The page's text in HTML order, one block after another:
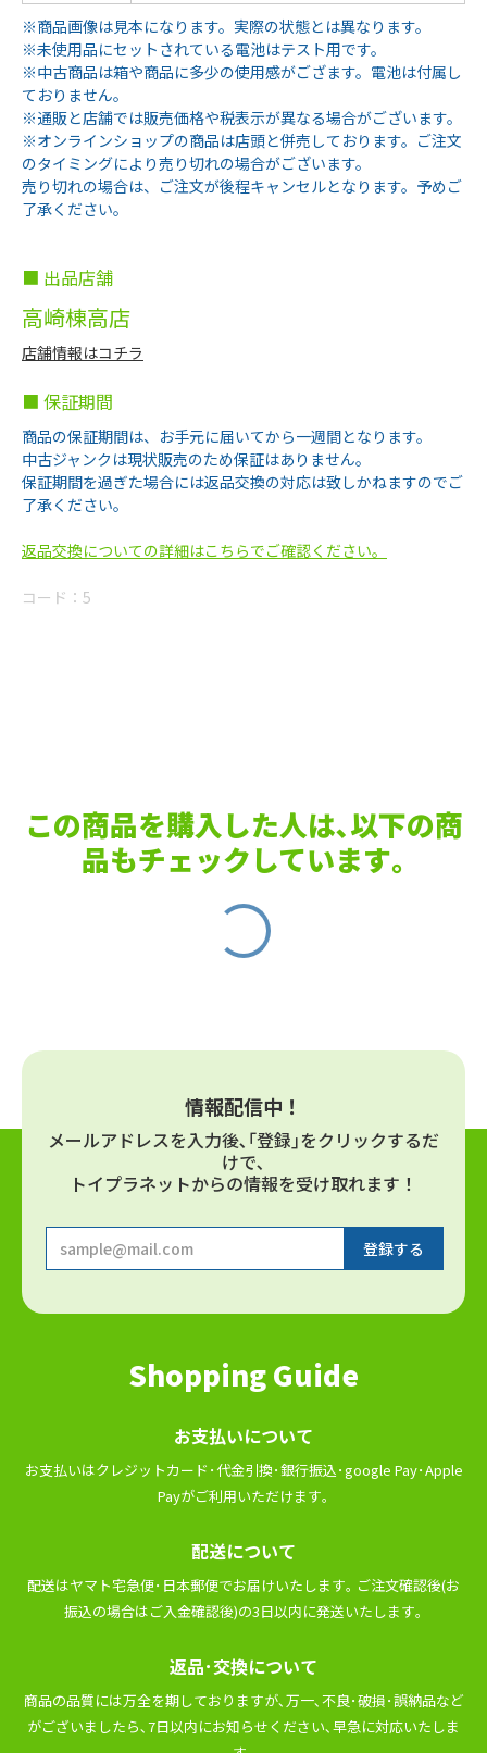
※商品画像は見本になります。実際の状態とは異なります。
※未使用品にセットされている電池はテスト用です。
※中古商品は箱や商品に多少の使用感がござます。電池は付属し
ておりません。
※通販と店舗では販売価格や税表示が異なる場合がございます。
※オンラインショップの商品は店頭と併売しております。ご注文
のタイミングにより売り切れの場合がございます。
売り切れの場合は、ご注文が後程キャンセルとなります。予めご
了承ください。
■ 出品店舗
高崎棟高店
店舗情報はコチラ
■ 保証期間
商品の保証期間は、お手元に届いてから一週間となります。
中古ジャンクは現状販売のため保証はありません。
保証期間を過ぎた場合には返品交換の対応は致しかねますのでご
了承ください。
返品交換についての詳細はこちらでご確認ください。
コード： 5
この商品を購入した人は､以下の商
品もチェックしています｡
情報配信中！
メールアドレスを⼊⼒後､｢登録｣をクリックするだ
けで､
トイプラネットからの情報を受け取れます！
Shopping Guide
お⽀払いについて
お⽀払いはクレジットカード･代⾦引換･銀⾏振込･google Pay･Apple
Payがご利⽤いただけます｡
配送について
配送はヤマト宅急便･⽇本郵便でお届けいたします｡ ご注⽂確認後(お
振込の場合はご⼊⾦確認後)の3⽇以内に発送いたします｡
返品･交換について
商品の品質には万全を期しておりますが､万⼀､不良･破損･誤納品など
がございましたら､7⽇以内にお知らせください､早急に対応いたしま